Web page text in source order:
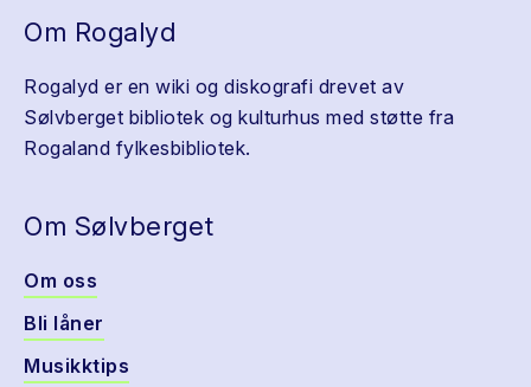
Om Rogalyd
Rogalyd er en wiki og diskografi drevet av
Sølvberget bibliotek og kulturhus med støtte fra
Rogaland fylkesbibliotek.
Om Sølvberget
Om oss
Bli låner
Musikktips